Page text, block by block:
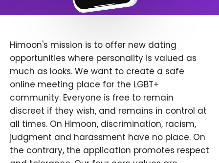
Himoon's mission is to offer new dating
opportunities where personality is valued as
much as looks. We want to create a safe
online meeting place for the LGBT+
community. Everyone is free to remain
discreet if they wish, and remains in control at
all times. On Himoon, discrimination, racism,
judgment and harassment have no place. On
the contrary, the application promotes respect